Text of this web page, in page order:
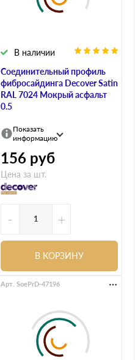
Соединительный профиль
фибросайдинга Decover Satin
RAL 7024 Мокрый асфальт
0.5
В наличии
Показать
информацию
156 руб
Цена за шт.
- +
В КОРЗИНУ
Арт. SoePrD-47196